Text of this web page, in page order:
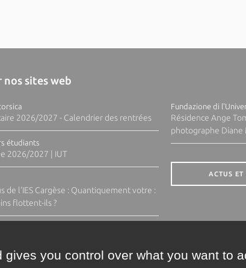
nos sites web
2026/2027 - Calendrier des rentrées
étudiants
2026/2027 | IUT
de l'IES Cargèse : Quantiquement votre :
flottent-ils ?
Fundazione di
Résidence Ange
photographe Diane
ACTUS ET
you control over what you want to